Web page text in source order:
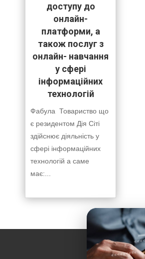
доступу до
онлайн-
платформи, а
також послуг з
онлайн- навчання
у сфері
інформаційних
технологій
Фабула Товариство що
є резидентом Дія Сіті
здійснює діяльність у
сфері інформаційних
технологій а саме
має:...